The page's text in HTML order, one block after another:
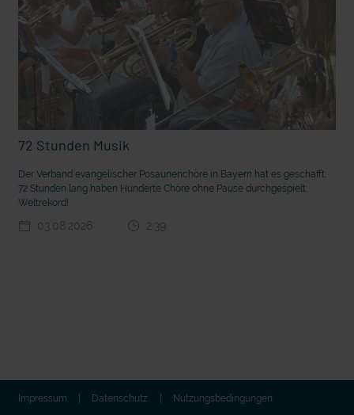
72 Stunden Musik
Der Verband evangelischer Posaunenchöre in Bayern hat es geschafft:
72 Stunden lang haben Hunderte Chöre ohne Pause durchgespielt:
Weltrekord!
03.08.2026 2:39
Impressum Datenschutz Nutzungsbedingungen